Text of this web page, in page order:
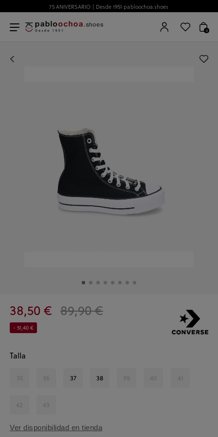
75 ANIVERSARIO | Desde 1951 pabloochoa.shoes
0
38,50 € 89,90 €
- 51,40 €
Talla
35 36 37 38 39 40 41
42 43
Ver disponibilidad en tienda